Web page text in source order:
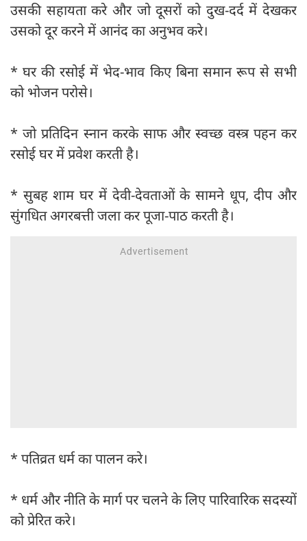
उसकी सहायता करे और जो दूसरों को दुख-दर्द में देखकर
उसको दूर करने में आनंद का अनुभव करे।
* घर की रसोई में भेद-भाव किए बिना समान रूप से सभी
को भोजन परोसे।
* जो प्रतिदिन स्नान करके साफ और स्वच्छ वस्त्र पहन कर
रसोई घर में प्रवेश करती है।
* सुबह शाम घर में देवी-देवताओं के सामने धूप, दीप और
सुंगधित अगरबत्ती जला कर पूजा-पाठ करती है।
* पतिव्रत धर्म का पालन करे।
* धर्म और नीति के मार्ग पर चलने के लिए पारिवारिक सदस्यों
को प्रेरित करे।